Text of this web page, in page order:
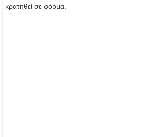
κρατηθεί σε φόρμα.